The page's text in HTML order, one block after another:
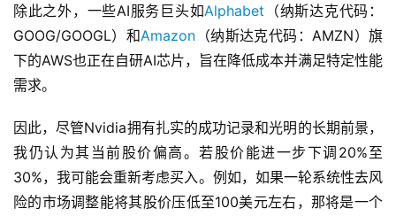
除此之外，一些AI服务巨头如Alphabet （纳斯达克代码：
GOOG/GOOGL）和Amazon （纳斯达克代码：AMZN）旗
下的AWS也正在自研AI芯片，旨在降低成本并满足特定性能
需求。
因此，尽管Nvidia拥有扎实的成功记录和光明的长期前景，
我仍认为其当前股价偏高。若股价能进一步下调20%至
30%，我可能会重新考虑买入。例如，如果一轮系统性去风
险的市场调整能将其股价压低至100美元左右，那将是一个